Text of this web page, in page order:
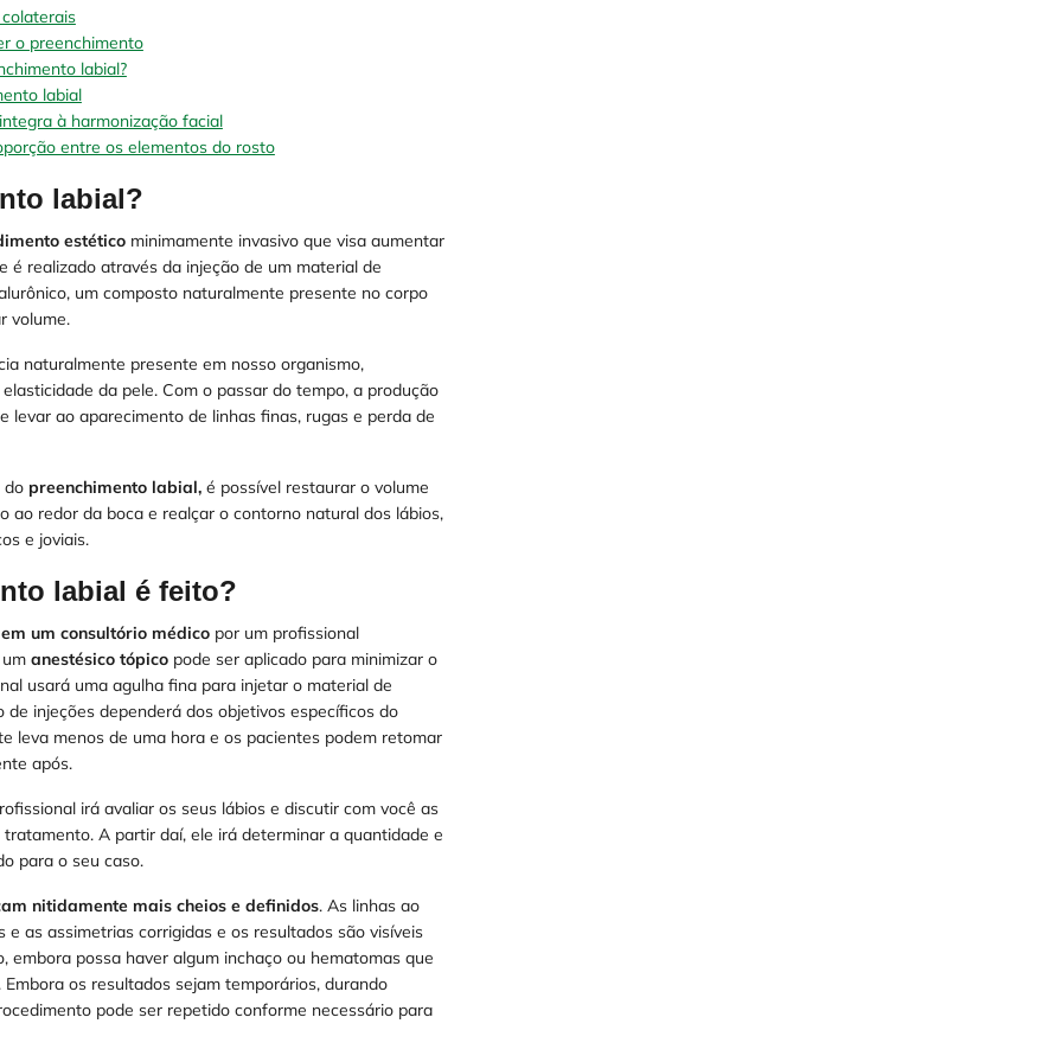
o preenchimento
labial?
labial
à harmonização facial
entre os elementos do rosto
labial?
estéticominimamente invasivo que visa aumentar
é realizado através da injeção de um material de
um composto naturalmente presente no corpo
volume.
naturalmente presente em nosso organismo,
da pele. Com o passar do tempo, a produção
levar ao aparecimento de linhas finas, rugas e perda de
do preenchimento labial,é possível restaurar o volume
ao redor da boca e realçar o contorno natural dos lábios,
e joviais.
labial é feito?
um consultório médico por um profissional
anestésico tópicopode ser aplicado para minimizar o
usará uma agulha fina para injetar o material de
injeções dependerá dos objetivos específicos do
leva menos de uma hora e os pacientes podem retomar
após.
irá avaliar os seus lábios e discutir com você as
A partir daí, ele irá determinar a quantidade e
para o seu caso.
nitidamente mais cheios e definidos. As linhas ao
e as assimetrias corrigidas e os resultados são visíveis
embora possa haver algum inchaço ou hematomas que
os resultados sejam temporários, durando
pode ser repetido conforme necessário para